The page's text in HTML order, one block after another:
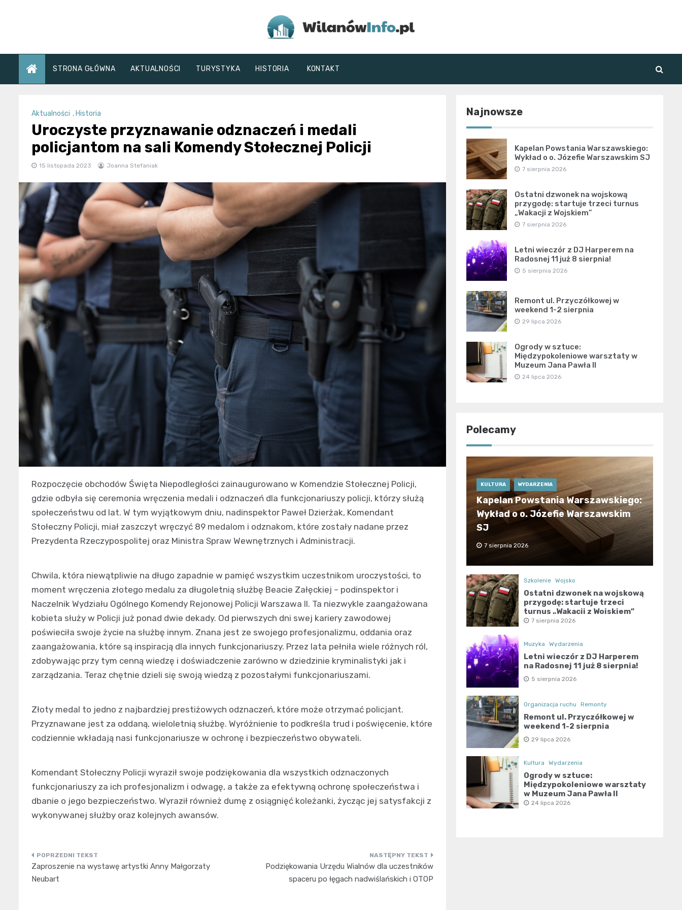
WilanówInfo.pl
STRONA GŁÓWNA AKTUALNOŚCI TURYSTYKA HISTORIA KONTAKT
Aktualności , Historia
Uroczyste przyznawanie odznaczeń i medali
policjantom na sali Komendy Stołecznej Policji
15 listopada 2023 Joanna Stefaniak
Rozpoczęcie obchodów Święta Niepodległości zainaugurowano w Komendzie Stołecznej Policji,
gdzie odbyła się ceremonia wręczenia medali i odznaczeń dla funkcjonariuszy policji, którzy służą
społeczeństwu od lat. W tym wyjątkowym dniu, nadinspektor Paweł Dzierżak, Komendant
Stołeczny Policji, miał zaszczyt wręczyć 89 medalom i odznakom, które zostały nadane przez
Prezydenta Rzeczypospolitej oraz Ministra Spraw Wewnętrznych i Administracji.
Chwila, która niewątpliwie na długo zapadnie w pamięć wszystkim uczestnikom uroczystości, to
moment wręczenia złotego medalu za długoletnią służbę Beacie Załęckiej – podinspektor i
Naczelnik Wydziału Ogólnego Komendy Rejonowej Policji Warszawa II. Ta niezwykle zaangażowana
kobieta służy w Policji już ponad dwie dekady. Od pierwszych dni swej kariery zawodowej
poświeciła swoje życie na służbę innym. Znana jest ze swojego profesjonalizmu, oddania oraz
zaangażowania, które są inspiracją dla innych funkcjonariuszy. Przez lata pełniła wiele różnych ról,
zdobywając przy tym cenną wiedzę i doświadczenie zarówno w dziedzinie kryminalistyki jak i
zarządzania. Teraz chętnie dzieli się swoją wiedzą z pozostałymi funkcjonariuszami.
Złoty medal to jedno z najbardziej prestiżowych odznaczeń, które może otrzymać policjant.
Przyznawane jest za oddaną, wieloletnią służbę. Wyróżnienie to podkreśla trud i poświęcenie, które
codziennie wkładają nasi funkcjonariusze w ochronę i bezpieczeństwo obywateli.
Komendant Stołeczny Policji wyraził swoje podziękowania dla wszystkich odznaczonych
funkcjonariuszy za ich profesjonalizm i odwagę, a także za efektywną ochronę społeczeństwa i
dbanie o jego bezpieczeństwo. Wyraził również dumę z osiągnięć koleżanki, życząc jej satysfakcji z
wykonywanej służby oraz kolejnych awansów.
Nawigacja
wpisu
Zaproszenie na wystawę artystki Anny Małgorzaty
Neubart
Podziękowania Urzędu Wialnów dla uczestników
spaceru po łęgach nadwiślańskich i OTOP
Najnowsze
Kapelan Powstania Warszawskiego:
Wykład o o. Józefie Warszawskim SJ
7 sierpnia 2026
Ostatni dzwonek na wojskową
przygodę: startuje trzeci turnus
„Wakacji z Wojskiem”
7 sierpnia 2026
Letni wieczór z DJ Harperem na
Radosnej 11 już 8 sierpnia!
5 sierpnia 2026
Remont ul. Przyczółkowej w
weekend 1-2 sierpnia
29 lipca 2026
Ogrody w sztuce:
Międzypokoleniowe warsztaty w
Muzeum Jana Pawła II
24 lipca 2026
Polecamy
KULTURA WYDARZENIA
Kapelan Powstania Warszawskiego:
Wykład o o. Józefie Warszawskim
SJ
7 sierpnia 2026
Szkolenie Wojsko
Ostatni dzwonek na wojskową
przygodę: startuje trzeci
turnus „Wakacji z Wojskiem”
7 sierpnia 2026
Muzyka Wydarzenia
Letni wieczór z DJ Harperem
na Radosnej 11 już 8 sierpnia!
5 sierpnia 2026
Organizacja ruchu Remonty
Remont ul. Przyczółkowej w
weekend 1-2 sierpnia
29 lipca 2026
Kultura Wydarzenia
Ogrody w sztuce:
Międzypokoleniowe warsztaty
w Muzeum Jana Pawła II
24 lipca 2026